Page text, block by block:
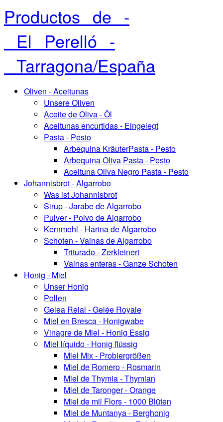
Productos⠀de⠀-
⠀El⠀Perelló⠀-
⠀Tarragona/España
Oliven - Aceitunas
Unsere Oliven
Aceite de Oliva - Öl
Aceitunas encurtidas - Eingelegt
Pasta - Pesto
Arbequina KräuterPasta - Pesto
Arbequina Oliva Pasta - Pesto
Aceituna Oliva Negro Pasta - Pesto
Johannisbrot - Algarrobo
Was ist Johannisbrot
Sirup - Jarabe de Algarrobo
Pulver - Polvo de Algarrobo
Kernmehl - Harina de Algarrobo
Schoten - Vainas de Algarrobo
Triturado - Zerkleinert
Vainas enteras - Ganze Schoten
Honig - Miel
Unser Honig
Pollen
Gelea Reial - Gelée Royale
Miel en Bresca - Honigwabe
Vinagre de Miel - Honig Essig
Miel líquido - Honig flüssig
Miel Mix - Probiergrößen
Miel de Romero - Rosmarin
Miel de Thymia - Thymian
Miel de Taronger - Orange
Miel de mil Flors - 1000 Blüten
Miel de Muntanya - Berghonig